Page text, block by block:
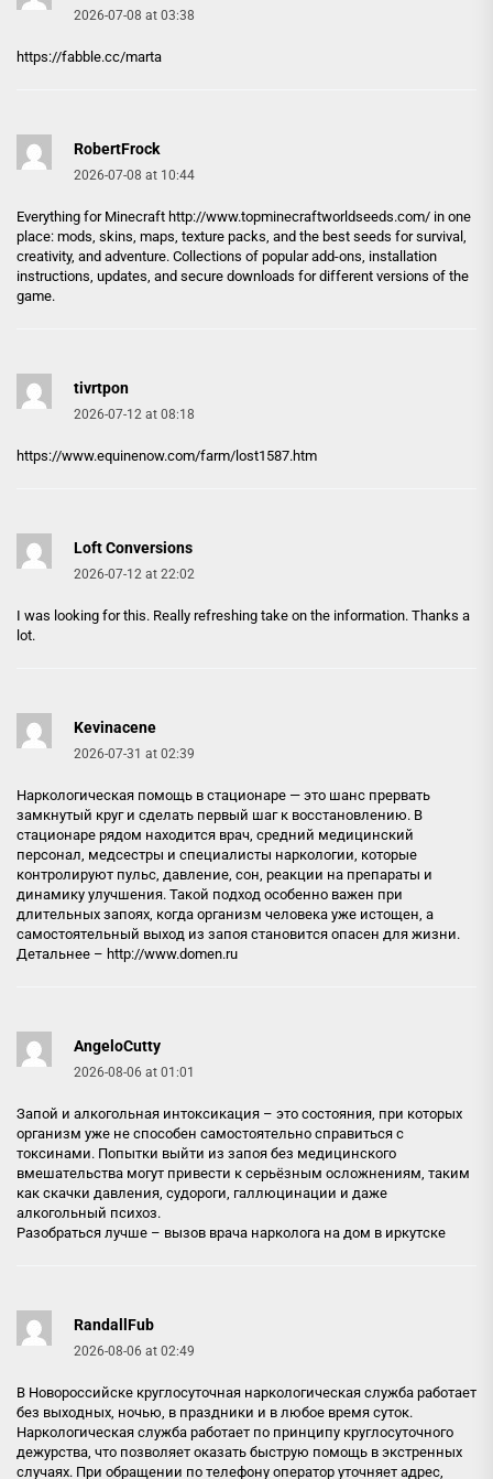
2026-07-08 at 03:38
https://fabble.cc/marta
RobertFrock
2026-07-08 at 10:44
Everything for Minecraft http://www.topminecraftworldseeds.com/ in one
place: mods, skins, maps, texture packs, and the best seeds for survival,
creativity, and adventure. Collections of popular add-ons, installation
instructions, updates, and secure downloads for different versions of the
game.
tivrtpon
2026-07-12 at 08:18
https://www.equinenow.com/farm/lost1587.htm
Loft Conversions
2026-07-12 at 22:02
I was looking for this. Really refreshing take on the information. Thanks a
lot.
Kevinacene
2026-07-31 at 02:39
Наркологическая помощь в стационаре — это шанс прервать
замкнутый круг и сделать первый шаг к восстановлению. В
стационаре рядом находится врач, средний медицинский
персонал, медсестры и специалисты наркологии, которые
контролируют пульс, давление, сон, реакции на препараты и
динамику улучшения. Такой подход особенно важен при
длительных запоях, когда организм человека уже истощен, а
самостоятельный выход из запоя становится опасен для жизни.
Детальнее – http://www.domen.ru
AngeloCutty
2026-08-06 at 01:01
Запой и алкогольная интоксикация – это состояния, при которых
организм уже не способен самостоятельно справиться с
токсинами. Попытки выйти из запоя без медицинского
вмешательства могут привести к серьёзным осложнениям, таким
как скачки давления, судороги, галлюцинации и даже
алкогольный психоз.
Разобраться лучше – вызов врача нарколога на дом в иркутске
RandallFub
2026-08-06 at 02:49
В Новороссийске круглосуточная наркологическая служба работает
без выходных, ночью, в праздники и в любое время суток.
Наркологическая служба работает по принципу круглосуточного
дежурства, что позволяет оказать быструю помощь в экстренных
случаях. При обращении по телефону оператор уточняет адрес,